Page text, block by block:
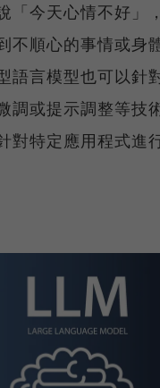
「今天心情不好」
不順心的事情或身
語言模型也可以針
調或提示調整等技
對特定應用程式進